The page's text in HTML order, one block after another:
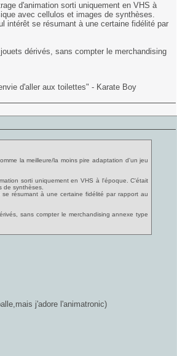
d'animation sorti uniquement en VHS à
avec cellulos et images de synthèses.
intérêt se résumant à une certaine fidélité par
dérivés, sans compter le merchandising
d'aller aux toilettes" - Karate Boy
la meilleure/la moins pire adaptation d'un jeu
sorti uniquement en VHS à l'époque. C'était
de synthèses.
résumant à une certaine fidélité par rapport au
sans compter le merchandising annexe type
j'adore l'animatronic)